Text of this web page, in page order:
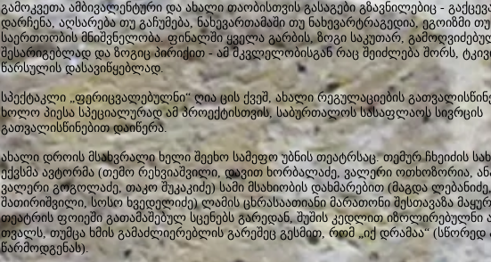
გამოკვეთა ამბივალენტური და ახალი თაობისთვის გასაგები გზავნილებიც -
დარჩენა, აღსარება თუ გაჩუმება, ნახევართამაში თუ ნახევარტრაგედია, ეგოიზმი თუ
საერთოობის მნიშვნელობა. ფინალში ყველა გარბის, ზოგი საკუთარ,
შესარიგებლად და ზოგიც პირიქით - ამ მკვლელობისგან რაც შეიძლება შორს,
წარსულის დასავიწყებლად.
სპექტაკლი „ფერიცვალებულნი“ ღია ცის ქვეშ, ახალი რეგულაციების
ხოლო პიესა სპეციალურად ამ პროექტისთვის, საბურთალოს სასაფლაოს სივრცის
გათვალისწინებით დაიწერა.
ახალი დროის მსახვრალი ხელი შეეხო სამეფო უბნის თეატრსაც. თემურ ჩხეიძის
ექვსმა ავტორმა (თემო რეხვიაშვილი, დავით ხორბალაძე, ვალერი ოთხოზორია, ანა
ვალერი გოგოლაძე, თაკო შუკაკიძე) სამი მსახიობის დახმარებით (მაგდა
შათირიშვილი, სოსო ხვედელიძე) ლამის ცხრასაათიანი მარათონი შესთავაზა
თეატრის ფოიეში გათამაშებულ სცენებს გარედან, შუშის კედლით იზოლირებულნი
თვალს, თუმცა ხმის გამაძლიერებლის გარეშეც გესმით, რომ „იქ დრამაა“ (სწორედ
წარმოდგენას).